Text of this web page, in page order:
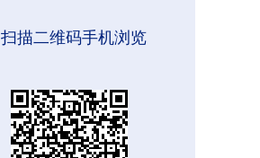
扫描二维码手机浏览